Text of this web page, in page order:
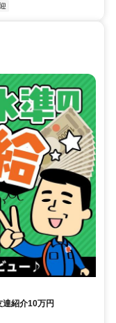
紹介10万円